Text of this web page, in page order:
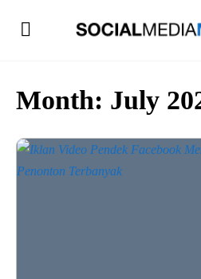
Month: July